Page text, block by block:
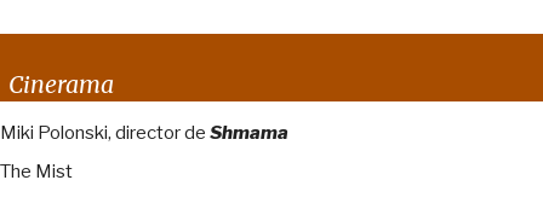
Cinerama
Miki Polonski, director de Shmama
The Mist